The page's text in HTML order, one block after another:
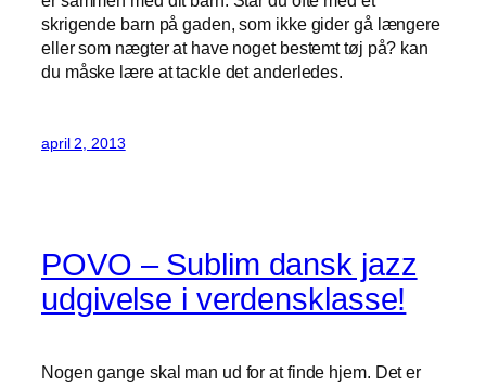
skrigende barn på gaden, som ikke gider gå længere
eller som nægter at have noget bestemt tøj på? kan
du måske lære at tackle det anderledes.
april 2, 2013
POVO – Sublim dansk jazz
udgivelse i verdensklasse!
Nogen gange skal man ud for at finde hjem. Det er